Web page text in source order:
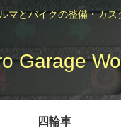
マとバイクの整備・カス
Garage
四輪車